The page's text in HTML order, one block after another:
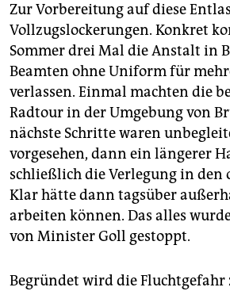
Zur Vorbereitung auf diese
Vollzugslockerungen. Konkret
Sommer drei Mal die Anstalt in
Beamten ohne Uniform für
verlassen. Einmal machten die
Radtour in der Umgebung von
nächste Schritte waren
vorgesehen, dann ein längerer
schließlich die Verlegung in den
Klar hätte dann tagsüber
arbeiten können. Das alles
von Minister Goll gestoppt.
Begründet wird die